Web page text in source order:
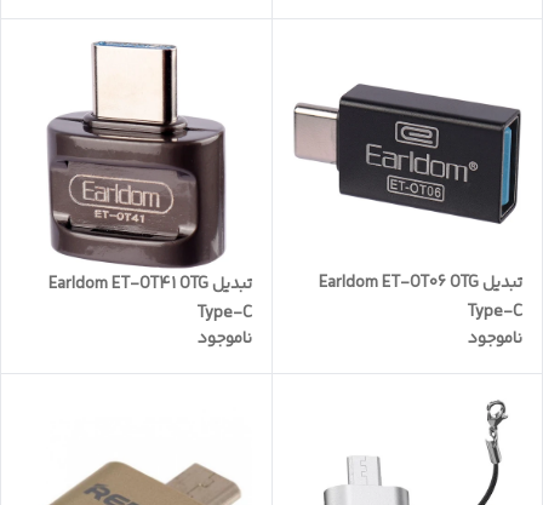
تبدیل Earldom ET-OT06 OTG
Type-C
ناموجود
تبدیل Earldom ET-OT41 OTG
Type-C
ناموجود